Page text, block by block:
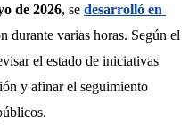
de 2026, se desarrolló en
durante varias horas. Según el
el estado de iniciativas
y afinar el seguimiento